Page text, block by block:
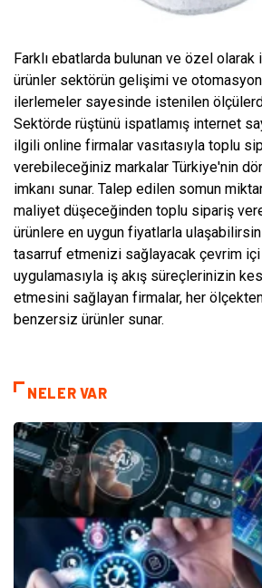
Farklı ebatlarda bulunan ve özel
ürünler sektörün gelişimi ve
ilerlemeler sayesinde istenilen
Sektörde rüştünü ispatlamış internet
ilgili online firmalar vasıtasıyla toplu
verebileceğiniz markalar Türkiye'nin
imkanı sunar. Talep edilen somun
maliyet düşeceğinden toplu sipariş
ürünlere en uygun fiyatlarla
tasarruf etmenizi sağlayacak çevrim
uygulamasıyla iş akış süreçlerinizin
etmesini sağlayan firmalar, her
benzersiz ürünler sunar.
NELER VAR